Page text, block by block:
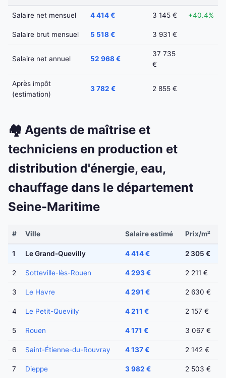
Salaire net mensuel 4 414 € 3 145 € +40.4%
Salaire brut mensuel 5 518 € 3 931 €
Salaire net annuel 52 968 €
37 735
€
Après impôt
(estimation)
3 782 € 2 855 €
🏘️ Agents de maîtrise et
techniciens en production et
distribution d'énergie, eau,
chauffage dans le département
Seine-Maritime
# Ville Salaire estimé Prix/m²
1 Le Grand-Quevilly 4 414 € 2 305 €
2 Sotteville-lès-Rouen 4 293 € 2 211 €
3 Le Havre 4 291 € 2 630 €
4 Le Petit-Quevilly 4 211 € 2 157 €
5 Rouen 4 171 € 3 067 €
6 Saint-Étienne-du-Rouvray 4 137 € 2 142 €
7 Dieppe 3 982 € 2 503 €